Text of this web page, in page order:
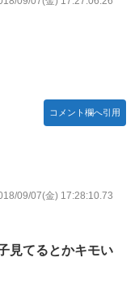
コメント欄へ引用
09/07(金) 17:28:10.73
見てるとかキモい